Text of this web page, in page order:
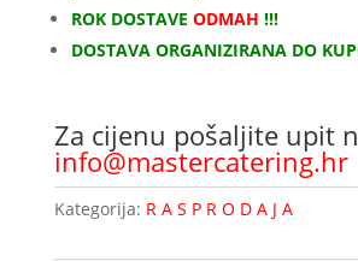
ROK DOSTAVE ODMAH !!!
DOSTAVA ORGANIZIRANA DO
Za cijenu pošaljite upit
info@mastercatering.hr
Kategorija: R A S P R O D A J A